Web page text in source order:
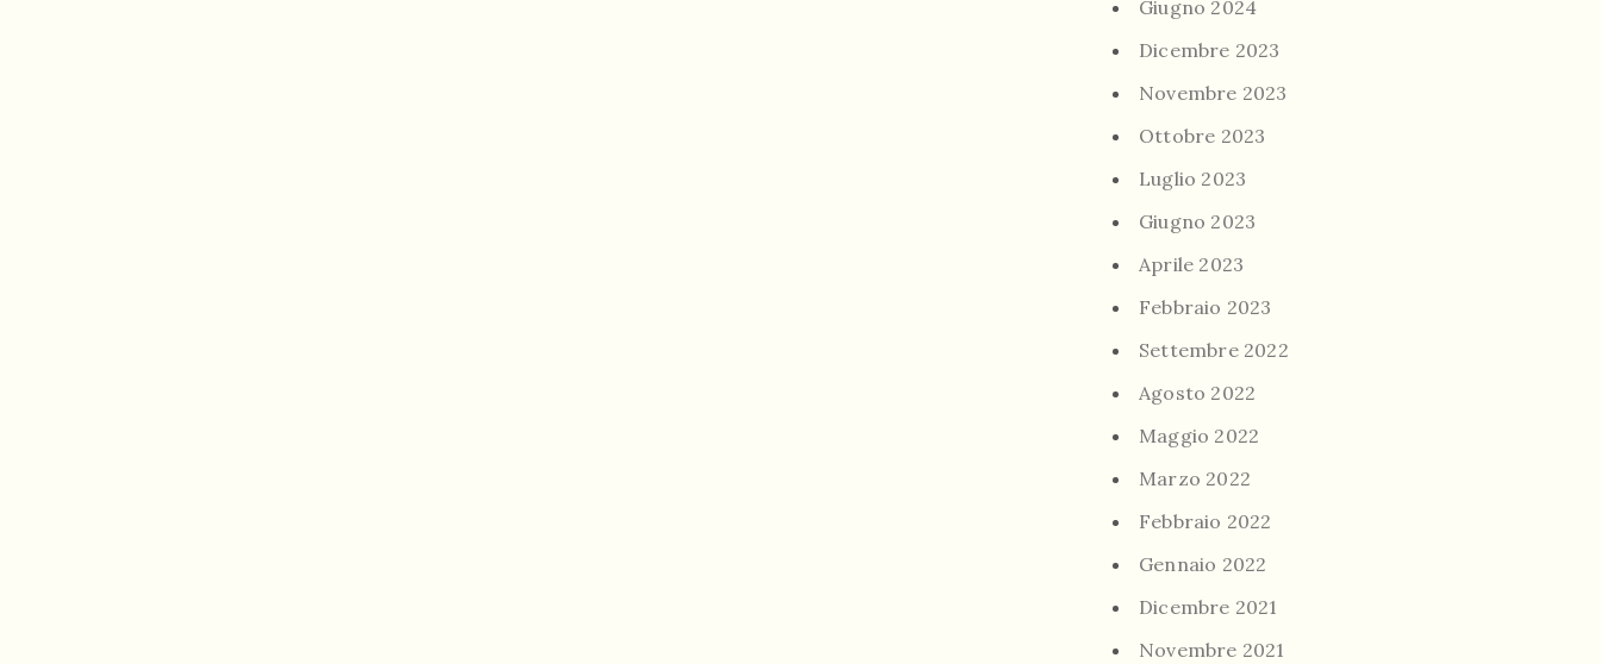
Giugno 2024
Dicembre 2023
Novembre 2023
Ottobre 2023
Luglio 2023
Giugno 2023
Aprile 2023
Febbraio 2023
Settembre 2022
Agosto 2022
Maggio 2022
Marzo 2022
Febbraio 2022
Gennaio 2022
Dicembre 2021
Novembre 2021